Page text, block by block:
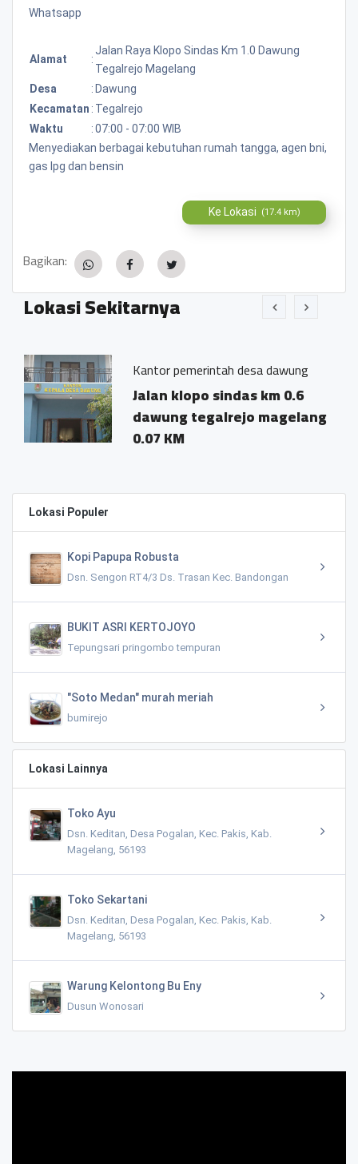
Whatsapp
Alamat :
Jalan Raya Klopo Sindas Km 1.0 Dawung
Tegalrejo Magelang
Desa
: Dawung
Kecamatan : Tegalrejo
Waktu
:07:00 - 07:00 WIB
Menyediakan berbagai kebutuhan rumah tangga, agen bni,
gas lpg dan bensin
Ke Lokasi (17.4 km)
Bagikan:
Lokasi Sekitarnya
Kantor pemerintah desa dawung
Jalan klopo sindas km 0.6
dawung tegalrejo magelang
0.07 KM
Lokasi Populer
Kopi Papupa Robusta
Dsn. Sengon RT4/3 Ds. Trasan Kec. Bandongan
BUKIT ASRI KERTOJOYO
Tepungsari pringombo tempuran
"Soto Medan" murah meriah
bumirejo
Lokasi Lainnya
Toko Ayu
Dsn. Keditan, Desa Pogalan, Kec. Pakis, Kab.
Magelang, 56193
Toko Sekartani
Dsn. Keditan, Desa Pogalan, Kec. Pakis, Kab.
Magelang, 56193
Warung Kelontong Bu Eny
Dusun Wonosari